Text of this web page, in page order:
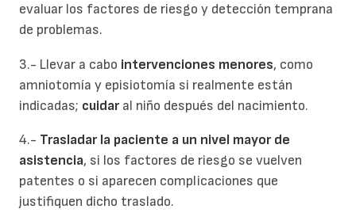
evaluar los factores de riesgo y detección temprana
de problemas.
3.- Llevar a cabo intervenciones menores, como
amniotomía y episiotomía si realmente están
indicadas; cuidar al niño después del nacimiento.
4.- Trasladar la paciente a un nivel mayor de
asistencia, si los factores de riesgo se vuelven
patentes o si aparecen complicaciones que
justifiquen dicho traslado.